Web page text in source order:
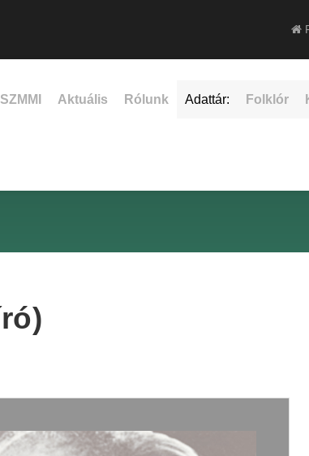
SZMMI Aktuális Rólunk Adattár: Folklór